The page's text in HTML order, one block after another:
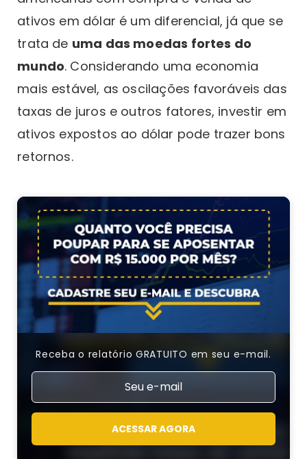
ativos em dólar é um diferencial, já que se
trata de uma das moedas fortes do
mundo. Considerando uma economia
mais estável, as oscilações favoráveis das
taxas de juros e outros fatores, investir em
ativos expostos ao dólar pode trazer bons
retornos.
Receba o relatório GRATUITO em seu e-mail.
ACESSAR AGORA